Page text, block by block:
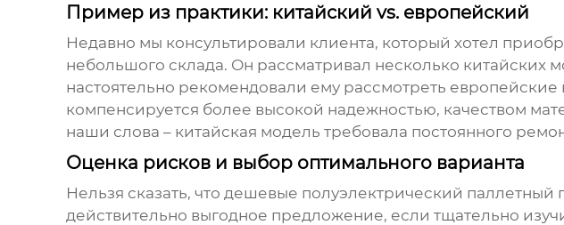
Пример из практики: китайский vs. европейский
Недавно мы консультировали клиента, который хотел
небольшого склада. Он рассматривал несколько
настоятельно рекомендовали ему рассмотреть
компенсируется более высокой надежностью, качеством
наши слова – китайская модель требовала постоянного
Оценка рисков и выбор оптимального варианта
Нельзя сказать, что дешевые полуэлектрический паллетный
действительно выгодное предложение, если тщательно